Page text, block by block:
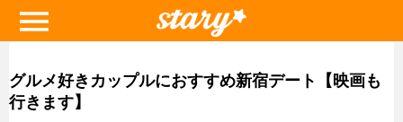
グルメ好きカップルにおすすめ新宿デート【映画も
行きます】